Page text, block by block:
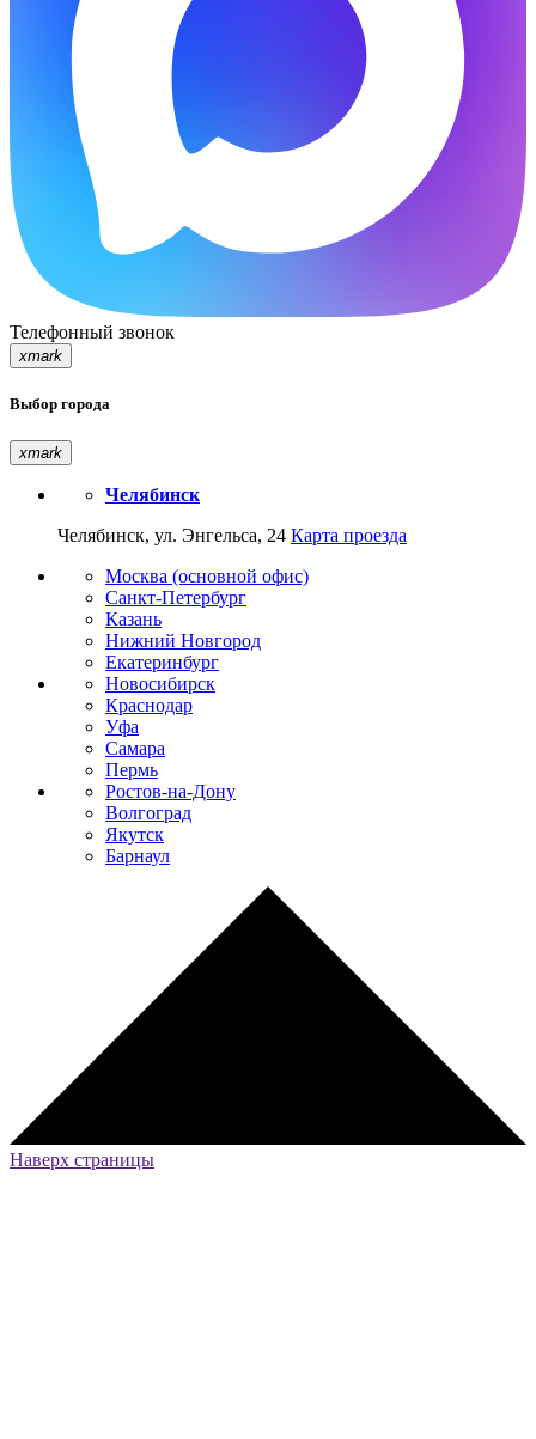
Телефонный звонок
xmark
Выбор города
xmark
Челябинск
Челябинск, ул. Энгельса, 24 Карта проезда
Москва (основной офис)
Санкт-Петербург
Казань
Нижний Новгород
Екатеринбург
Новосибирск
Краснодар
Уфа
Самара
Пермь
Ростов-на-Дону
Волгоград
Якутск
Барнаул
Наверх страницы